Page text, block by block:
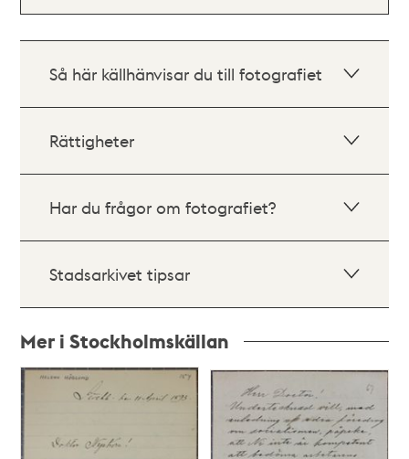
Så här källhänvisar du till fotografiet
Rättigheter
Har du frågor om fotografiet?
Stadsarkivet tipsar
Mer i Stockholmskällan
Relaterade
poster
teman